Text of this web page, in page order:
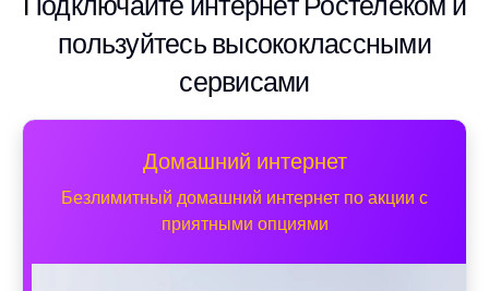
пользуйтесь высококлассными
сервисами
Домашний интернет
Безлимитный домашний интернет по акции с
приятными опциями